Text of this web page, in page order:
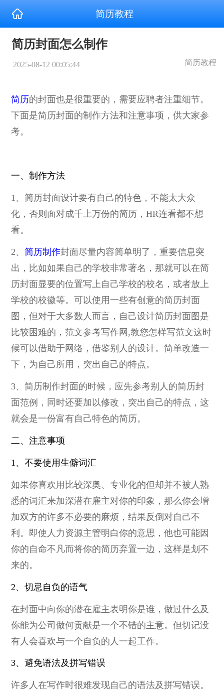
简历教程
简历封面怎么制作
2025-08-12 00:05:44 简历教程
简历的封面也是很重要的，需要应聘者注重细节。
下面是简历封面的制作方法和注意事项，供大家参
考。
一、制作方法
1、简历封面设计要有自己的特色，不能太大众
化，否则面对成千上万份的简历，HR连看都不想
看。
2、 简历制作封面尽量内容简单明了，重要信息突
出，比如如果自己的学校非常著名，那就可以在简
历封面显要的位置写上自己学校的校名，或者放上
学校的校徽等。可以使用一些有创意的简历封面
图，但对于大多数人而言，自己设计简历封面图是
比较困难的，范文参考写作网,教您怎样写范文这时
候可以借助于网络，借鉴别人的设计。简单改造一
下，为自己所用，突出自己的特点。
3、简历制作封面的时候，应先参考别人的简历封
面范例，同时还要加以修改，突出自己的特点，这
就会是一份富有自己特色的简历。
二、注意事项
1、不要使用生僻词汇
如果你喜欢用比较深奥、专业化的但却并不被人熟
悉的词汇来加深潜在雇主对你的印象，那么你会增
加双方的许多不必要的麻烦，结果反倒对自己不
利。即使人力资源主管明白你的意思，他也可能因
你的自命不凡而将你的简历弃置一边，这样是划不
来的。
2、切忌自负的语气
在封面中向你的潜在雇主表明你是谁，做过什么及
你能为公司做何贡献是一个不错的主意。但切记没
有人会喜欢与一个自负的人一起工作。
3、避免语法及拼写错误
许多人在写作时很难发现自己的语法及拼写错误。